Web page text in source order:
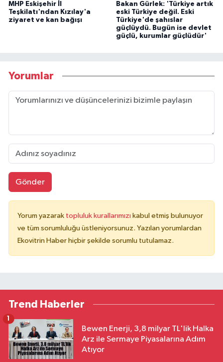
MHP Eskişehir İl
Teşkilatı'ndan Kızılay'a
ziyaret ve kan bağışı
Bakan Gürlek: 'Türkiye artık
eski Türkiye değil. Eski
Türkiye'de şahıslar
güçlüydü. Bugün ise devlet
güçlü, kurumlar güçlüdür'
Yorumlar
Gönder
Yorum yazarak topluluk kurallarımızı kabul etmiş bulunuyor
ve tüm sorumluluğu üstleniyorsunuz. Yazılan yorumlardan
Ekovitrin Haber hiçbir şekilde sorumlu tutulamaz.
Trend Haberler
Bewen Enerji, 3,8 milyar TL'lik Halka
Arz ile Sermaye Piyasalarına Adım
Atıyor
1